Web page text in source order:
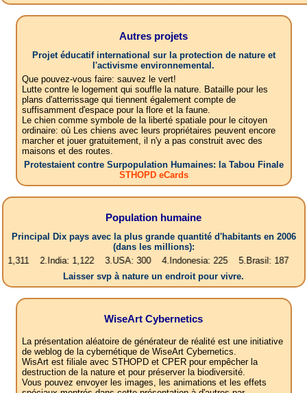
Autres projets
Projet éducatif international sur la protection de nature et
l'activisme environnemental.
Que pouvez-vous faire: sauvez le vert!
Lutte contre le logement qui souffle la nature. Bataille pour les
plans d'atterrissage qui tiennent également compte de
suffisamment d'espace pour la flore et la faune.
Le chien comme symbole de la liberté spatiale pour le citoyen
ordinaire: où Les chiens avec leurs propriétaires peuvent encore
marcher et jouer gratuitement, il n'y a pas construit avec des
maisons et des routes.
Protestaient contre Surpopulation Humaines: la Tabou Finale
STHOPD eCards
Population humaine
Principal Dix pays avec la plus grande quantité d'habitants en 2006
(dans les millions):
2.India: 1,122 3.USA: 300 4.Indonesia: 225 5.Brasil: 187
Laisser svp à nature un endroit pour vivre.
WiseArt Cybernetics
La présentation aléatoire de générateur de réalité est une initiative
de weblog de la cybernétique de WiseArt Cybernetics.
WisArt est filiale avec STHOPD et CPER pour empêcher la
destruction de la nature et pour préserver la biodiversité.
Vous pouvez envoyer les images, les animations et les effets